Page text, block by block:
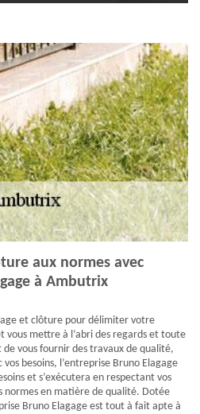
aux normes avec
à Ambutrix
et clôture pour délimiter votre
mettre à l’abri des regards et toute
vous fournir des travaux de qualité,
besoins, l’entreprise Bruno Elagage
et s’exécutera en respectant vos
normes en matière de qualité. Dotée
Bruno Elagage est tout à fait apte à